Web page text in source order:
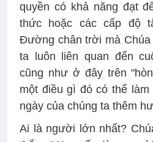
quyền có khả năng đạt
thức hoặc các cấp độ
Đường chân trời mà Chúa
ta luôn liên quan đến
cũng như ở đây trên
một điều gì đó có thể làm
ngày của chúng ta thêm
Ai là người lớn nhất?